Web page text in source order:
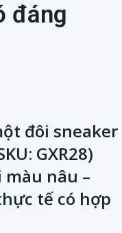
đáng
đôi sneaker
GXR28)
nâu –
tế có hợp